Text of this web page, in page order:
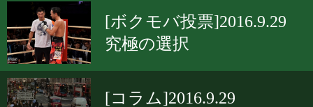
[ボクモバ投票]2016.9.29
究極の選択
[コラム]2016.9.29